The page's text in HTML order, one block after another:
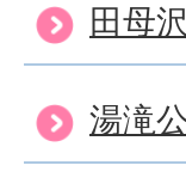
田母
湯滝